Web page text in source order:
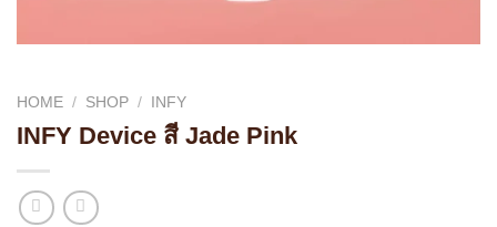
HOME / SHOP / INFY
INFY Device สี Jade Pink